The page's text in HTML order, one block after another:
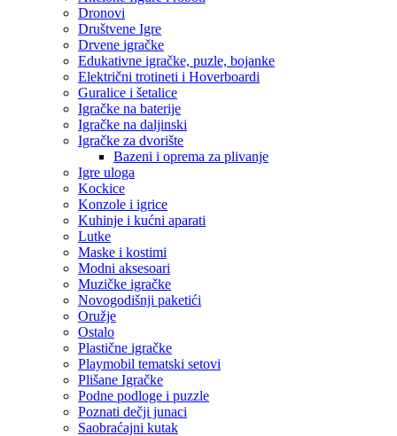
Dronovi
Društvene Igre
Drvene igračke
Edukativne igračke, puzle, bojanke
Električni trotineti i Hoverboardi
Guralice i šetalice
Igračke na baterije
Igračke na daljinski
‎Igračke za dvorište
Bazeni i oprema za plivanje
Igre uloga
Kockice
Konzole i igrice
Kuhinje i kućni aparati
Lutke
Maske i kostimi
Modni aksesoari
Muzičke igračke
Novogodišnji paketići
Oružje
Ostalo
Plastične igračke
Playmobil tematski setovi
Plišane Igračke
Podne podloge i puzzle
Poznati dečji junaci
Saobraćajni kutak